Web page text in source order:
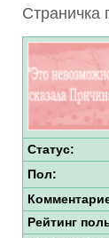
Страничка
Статус:
Пол:
Рейтинг